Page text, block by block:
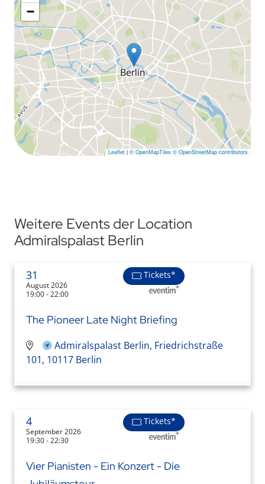
−
Leaflet | © OpenMapTiles © OpenStreetMap contributors
Weitere Events der Location
Admiralspalast Berlin
31
August 2026
19:00 - 22:00
Tickets*
The Pioneer Late Night Briefing
Admiralspalast Berlin, Friedrichstraße
101, 10117 Berlin
4
September 2026
19:30 - 22:30
Tickets*
Vier Pianisten - Ein Konzert - Die